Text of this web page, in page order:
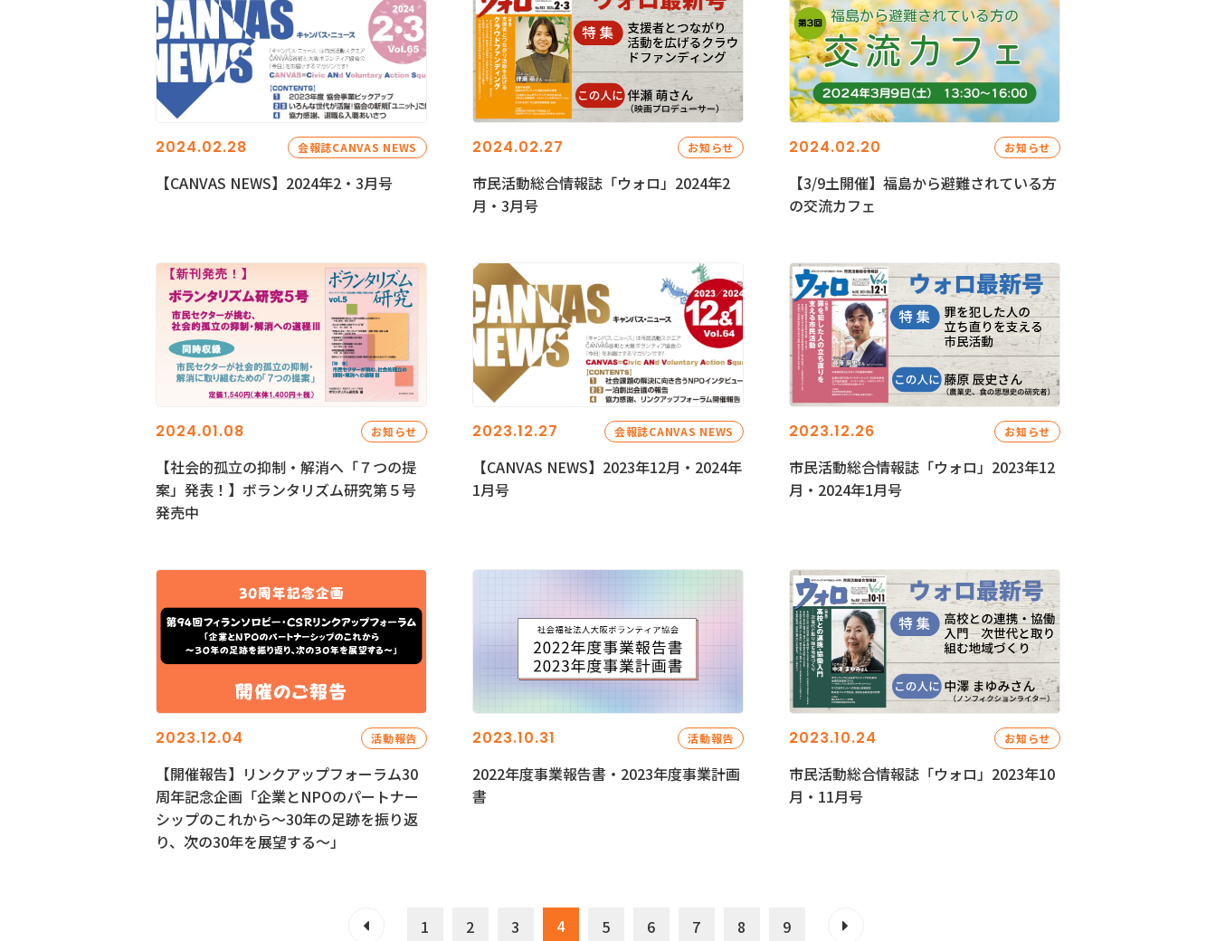
2024.02.28 会報誌CANVAS NEWS
【CANVAS NEWS】2024年2・3月号
2024.02.27 お知らせ
市民活動総合情報誌「ウォロ」2024年2
月・3月号
2024.02.20 お知らせ
【3/9土開催】福島から避難されている方
の交流カフェ
2024.01.08 お知らせ
【社会的孤立の抑制・解消へ「７つの提
案」発表！】ボランタリズム研究第５号
発売中
2023.12.27 会報誌CANVAS NEWS
【CANVAS NEWS】2023年12月・2024年
1月号
2023.12.26 お知らせ
市民活動総合情報誌「ウォロ」2023年12
月・2024年1月号
2023.12.04 活動報告
【開催報告】リンクアップフォーラム30
周年記念企画「企業とNPOのパートナー
シップのこれから～30年の足跡を振り返
り、次の30年を展望する～」
2023.10.31 活動報告
2022年度事業報告書・2023年度事業計画
書
2023.10.24 お知らせ
市民活動総合情報誌「ウォロ」2023年10
月・11月号
1 2 3 4 5 6 7 8 9